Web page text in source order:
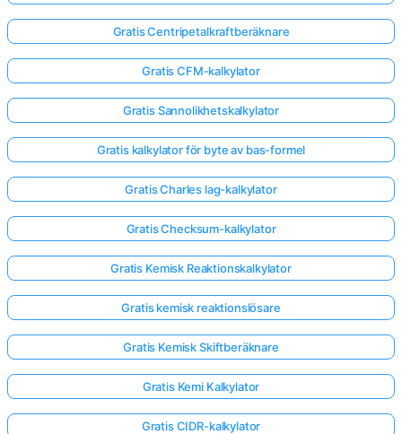
Gratis Centripetalkraftberäknare
Gratis CFM-kalkylator
Gratis Sannolikhetskalkylator
Gratis kalkylator för byte av bas-formel
Gratis Charles lag-kalkylator
Gratis Checksum-kalkylator
Gratis Kemisk Reaktionskalkylator
Gratis kemisk reaktionslösare
Gratis Kemisk Skiftberäknare
Gratis Kemi Kalkylator
Gratis CIDR-kalkylator